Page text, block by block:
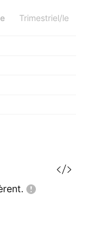
Trimestriel/le